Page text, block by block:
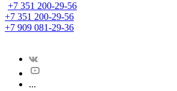
+7 351 200-29-56
+7 351 200-29-56
+7 909 081-29-36
...